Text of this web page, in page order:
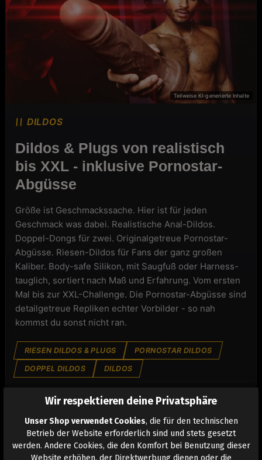
DILDOS
Dildos & Plugs von realistisch
bis XXL - inklusive Pornostar-
Abgüsse
Größe ist Geschmackssache. Hier ist für jeden
Geschmack was dabei. Realistische Anal-Dildos.
Doppel-Dongs für zwei. Originalgetreue Pornostar-
Abgüsse. Riesen-Dildos für Fans der ganz großen
Kaliber. Body-safe Silikon, mit Saugfuß oder Harness-
tauglich, sortiert nach Maß und Erfahrung. Vom ersten
Mal bis zur XXL-Challenge. Die Pornostar-Abgüsse sind
detailgetreue Repliken echter Vorbilder - so nah
kommst du sonst nicht ran.
RIESEN DILDOS & PLUGS PORNOSTAR DILDOS
DOPPEL DILDOS DILDOS
ELECTRO
Wir respektieren deine Privatsphäre
Unser Shop verwendet Cookies, die für den technischen
Betrieb der Website erforderlich sind und stets gesetzt
werden. Andere Cookies, die den Komfort bei Benutzung dieser
Website erhöhen, der Direktwerbung dienen oder die